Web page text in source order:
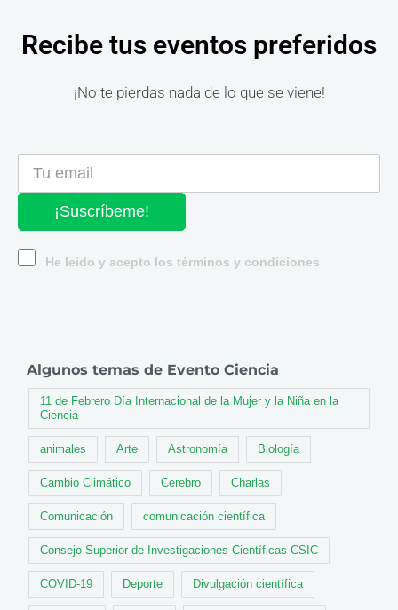
Recibe tus eventos preferidos
¡No te pierdas nada de lo que se viene!
¡Suscríbeme!
He leído y acepto los términos y condiciones
Algunos temas de Evento Ciencia
11 de Febrero Día Internacional de la Mujer y la Niña en la
Ciencia
animales Arte Astronomía Biología
Cambio Climático Cerebro Charlas
Comunicación comunicación científica
Consejo Superior de Investigaciones Científicas CSIC
COVID-19 Deporte Divulgación científica